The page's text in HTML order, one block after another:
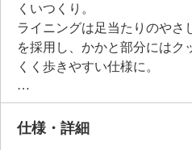
くいつくり。
ライニングは足当たりのやさ
を採用し、かかと部分にはク
くく歩きやすい仕様に。
インソールは、土踏まずやつ
かれたスポンジのパーツがそ
ィットし、長時間履いても快
仕様・詳細